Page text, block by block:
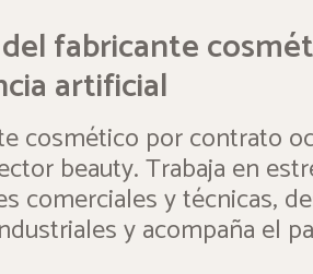
fabricante
artificial
cosmético por contrato
beauty. Trabaja en
comerciales y técnicas,
y acompaña el